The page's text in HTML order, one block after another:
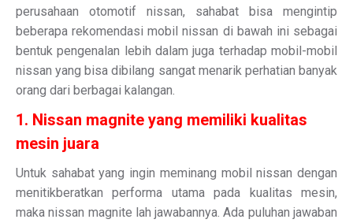
perusahaan otomotif nissan, sahabat bisa mengintip
beberapa rekomendasi mobil nissan di bawah ini sebagai
bentuk pengenalan lebih dalam juga terhadap mobil-mobil
nissan yang bisa dibilang sangat menarik perhatian banyak
orang dari berbagai kalangan.
1. Nissan magnite yang memiliki kualitas
mesin juara
Untuk sahabat yang ingin meminang mobil nissan dengan
menitikberatkan performa utama pada kualitas mesin,
maka nissan magnite lah jawabannya. Ada puluhan jawaban